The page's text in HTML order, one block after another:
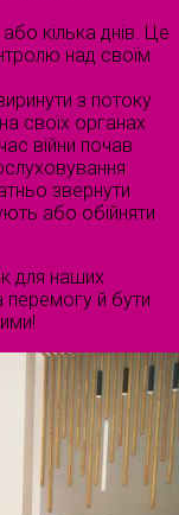
кілька днів. Це
над своїм
з потоку
своїх органах
війни почав
звернути
або обійняти
для наших
й бути